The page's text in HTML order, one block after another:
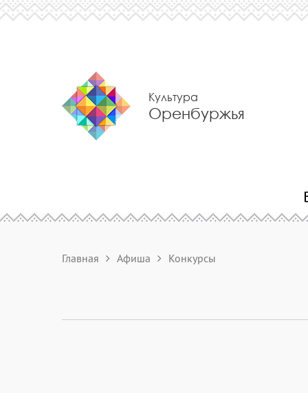
Культура
Оренбуржья
Главная Афиша Конкурсы